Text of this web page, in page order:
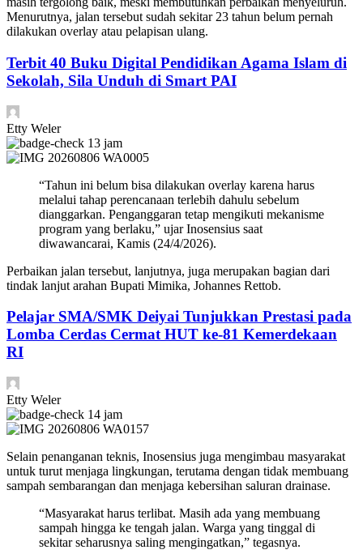
Menurutnya, jalan tersebut sudah sekitar 23 tahun belum pernah
dilakukan overlay atau pelapisan ulang.
Terbit 40 Buku Digital Pendidikan Agama Islam di
Sekolah, Sila Unduh di Smart PAI
Etty Weler
13 jam
“Tahun ini belum bisa dilakukan overlay karena harus
melalui tahap perencanaan terlebih dahulu sebelum
dianggarkan. Penganggaran tetap mengikuti mekanisme
program yang berlaku,” ujar Inosensius saat
diwawancarai, Kamis (24/4/2026).
Perbaikan jalan tersebut, lanjutnya, juga merupakan bagian dari
tindak lanjut arahan Bupati Mimika, Johannes Rettob.
Pelajar SMA/SMK Deiyai Tunjukkan Prestasi pada
Lomba Cerdas Cermat HUT ke-81 Kemerdekaan
RI
Etty Weler
14 jam
Selain penanganan teknis, Inosensius juga mengimbau masyarakat
untuk turut menjaga lingkungan, terutama dengan tidak membuang
sampah sembarangan dan menjaga kebersihan saluran drainase.
“Masyarakat harus terlibat. Masih ada yang membuang
sampah hingga ke tengah jalan. Warga yang tinggal di
sekitar seharusnya saling mengingatkan,” tegasnya.